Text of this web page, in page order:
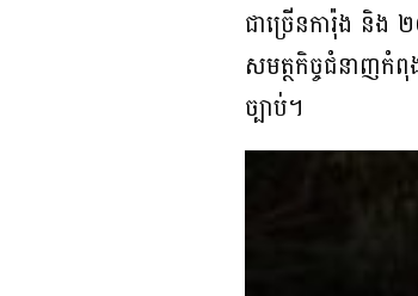
ជាច្រើនការ៉ុង និង
សមត្ថកិច្ចជំនាញកំ
ច្បាប់។